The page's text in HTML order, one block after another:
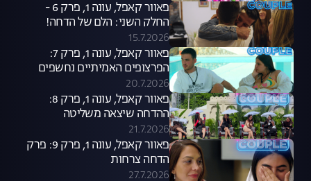
פאוור קאפל, עונה 1, פרק 6 -
החלק השני: הלם של הדחה!
15.7.2026
פאוור קאפל, עונה 1, פרק 7:
הפרצופים האמיתיים נחשפים
20.7.2026
פאוור קאפל, עונה 1, פרק 8:
ההדחה שיצאה משליטה
21.7.2026
פאוור קאפל, עונה 1, פרק 9: פרק
הדחה צרחות
27.7.2026